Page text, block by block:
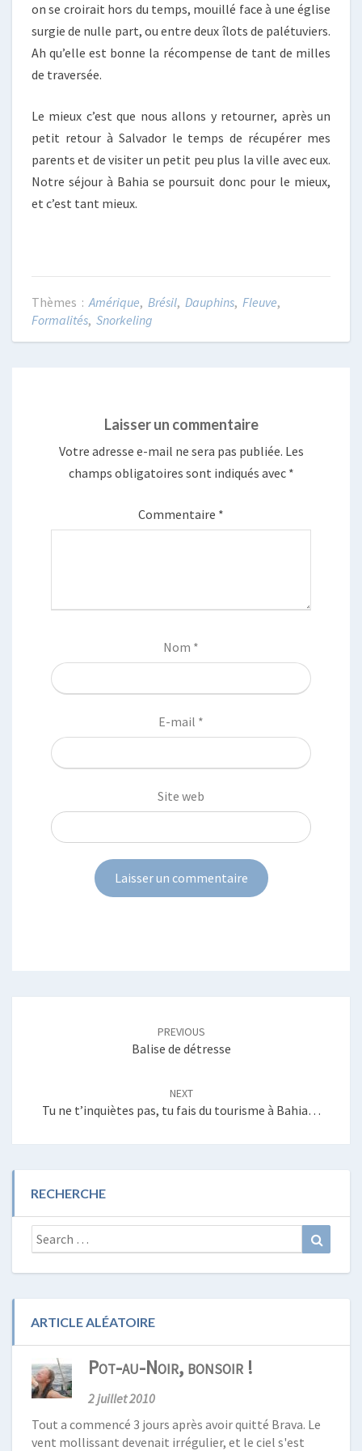
on se croirait hors du temps, mouillé face à une église
surgie de nulle part, ou entre deux îlots de palétuviers.
Ah qu’elle est bonne la récompense de tant de milles
de traversée.
Le mieux c’est que nous allons y retourner, après un
petit retour à Salvador le temps de récupérer mes
parents et de visiter un petit peu plus la ville avec eux.
Notre séjour à Bahia se poursuit donc pour le mieux,
et c’est tant mieux.
Amérique, Brésil, Dauphins, Fleuve,
Formalités, Snorkeling
Laisser un commentaire
Votre adresse e-mail ne sera pas publiée. Les
champs obligatoires sont indiqués avec *
Commentaire *
Nom *
E-mail *
Site web
PREVIOUS
Balise de détresse
NEXT
Tu ne t’inquiètes pas, tu fais du tourisme à Bahia…
RECHERCHE
Search
for:
ARTICLE ALÉATOIRE
Pot-au-Noir, bonsoir !
2 juillet 2010
Tout a commencé 3 jours après avoir quitté Brava. Le
vent mollissant devenait irrégulier, et le ciel s'est